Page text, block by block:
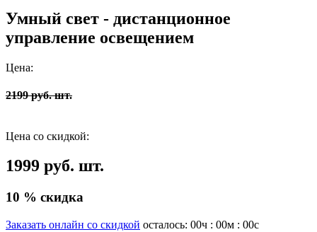
Умный свет - дистанционное
управление освещением
Цена:
2199 руб. шт.
Цена со скидкой:
1999 руб. шт.
10 % скидка
Заказать онлайн со скидкой осталось: 00ч : 00м : 00с